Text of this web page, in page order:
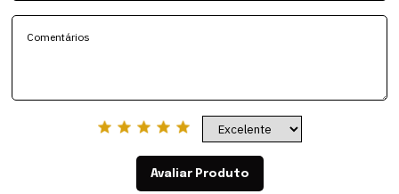
Avaliar Produto